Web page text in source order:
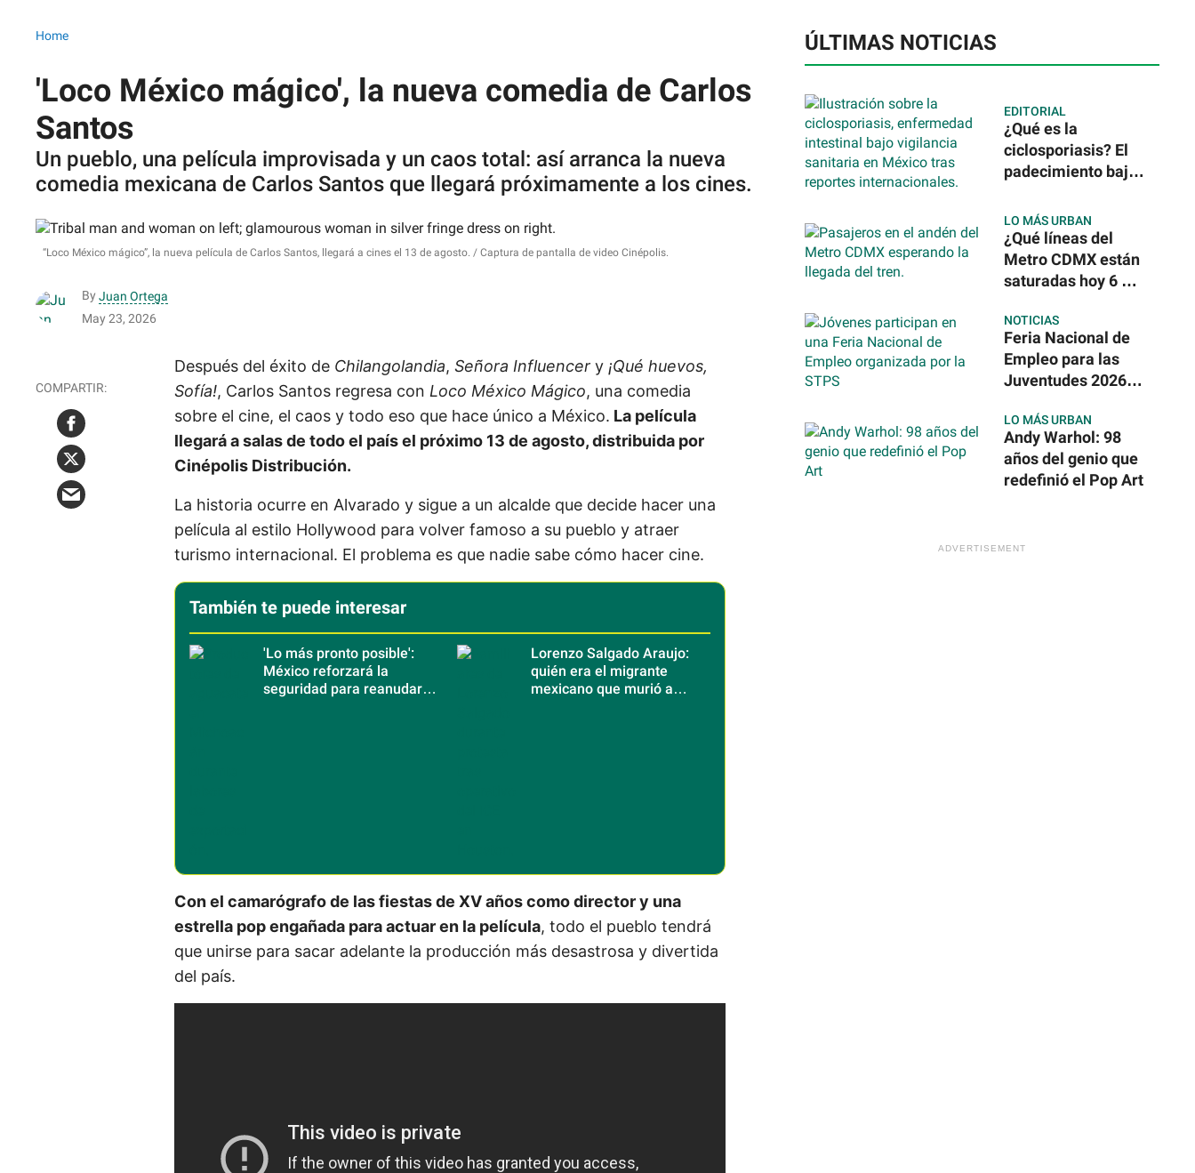
Home
'Loco México mágico', la nueva comedia de Carlos
Santos
Un pueblo, una película improvisada y un caos total: así arranca la nueva
comedia mexicana de Carlos Santos que llegará próximamente a los cines.
“Loco México mágico”, la nueva película de Carlos Santos, llegará a cines el 13 de agosto. Captura de pantalla de video Cinépolis.
By Juan Ortega
May 23, 2026
Después del éxito de Chilangolandia, Señora Influencer y ¡Qué huevos,
Sofía!, Carlos Santos regresa con Loco México Mágico, una comedia
sobre el cine, el caos y todo eso que hace único a México. La película
llegará a salas de todo el país el próximo 13 de agosto, distribuida por
Cinépolis Distribución.
La historia ocurre en Alvarado y sigue a un alcalde que decide hacer una
película al estilo Hollywood para volver famoso a su pueblo y atraer
turismo internacional. El problema es que nadie sabe cómo hacer cine.
También te puede interesar
'Lo más pronto posible':
México reforzará la
seguridad para reanudar
Lorenzo Salgado Araujo:
quién era el migrante
mexicano que murió a
Con el camarógrafo de las fiestas de XV años como director y una
estrella pop engañada para actuar en la película, todo el pueblo tendrá
que unirse para sacar adelante la producción más desastrosa y divertida
del país.
ÚLTIMAS NOTICIAS
EDITORIAL
¿Qué es la
ciclosporiasis? El
padecimiento bajo
en México tras
reportes
internacionales
LO MÁS URBAN
¿Qué líneas del
Metro CDMX están
saturadas hoy 6 de
NOTICIAS
Feria Nacional de
Empleo para las
Juventudes 2026:
31 mil vacantes en
todo México
LO MÁS URBAN
Andy Warhol: 98
años del genio que
redefinió el Pop Art